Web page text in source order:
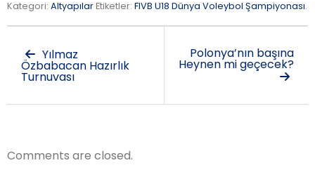
Kategori: AltyapılarEtiketler: FIVB U18 Dünya Voleybol Şampiyonası.
Yılmaz
Özbabacan Hazırlık
Turnuvası
Polonya’nın başına
Heynen mi geçecek?
Comments are closed.